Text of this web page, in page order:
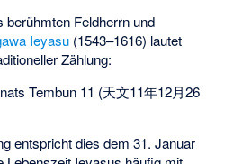
Feldherrn und
Ieyasu (1543–1616) lautet
Zählung:
Tembun 11 (天文11年12月26
entspricht dies dem 31. Januar